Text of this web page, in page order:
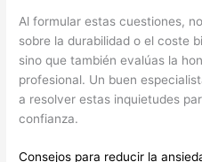
Al formular estas cuestiones,
sobre la durabilidad o el coste
sino que también evalúas la
profesional. Un buen
a resolver estas inquietudes
confianza.
Consejos para reducir la